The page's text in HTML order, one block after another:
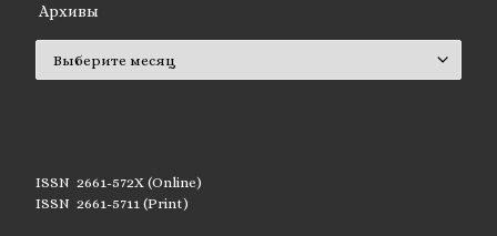
Архивы
ISSN 2661-572X (Online)
ISSN 2661-5711 (Print)